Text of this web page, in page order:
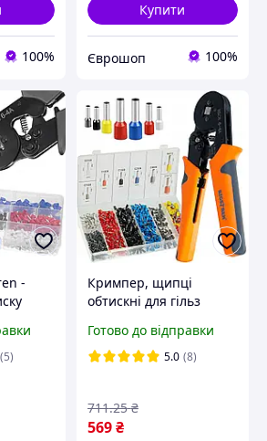
100%
Купити
Єврошоп 100%
-
(5)
Кримпер, щипці
обтискні для гільз
мм2 + 1200 гільз в
органайзері
Готово до відправки
5.0 (8)
569₴
711.25 ₴